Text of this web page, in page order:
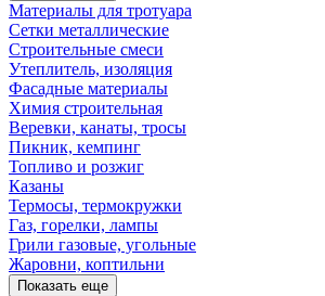
Материалы для тротуара
Сетки металлические
Строительные смеси
Утеплитель, изоляция
Фасадные материалы
Химия строительная
Веревки, канаты, тросы
Пикник, кемпинг
Топливо и розжиг
Казаны
Термосы, термокружки
Газ, горелки, лампы
Грили газовые, угольные
Жаровни, коптильни
Показать еще